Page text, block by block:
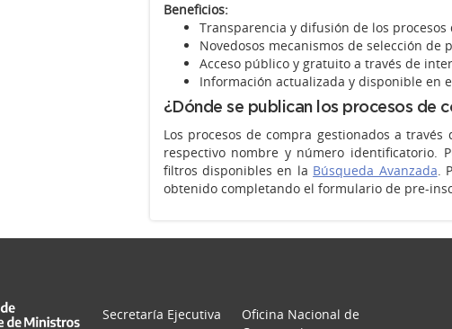
Beneficios:
Transparencia y difusión de los
Novedosos mecanismos de selección
Acceso público y gratuito a través de
Información actualizada y disponible en
¿Dónde se publican los procesos de
Los procesos de compra gestionados a
respectivo nombre y número identificatorio.
filtros disponibles en la Búsqueda Avanzada.
obtenido completando el formulario de pre-
Secretaría Ejecutiva
Oficina Nacional de